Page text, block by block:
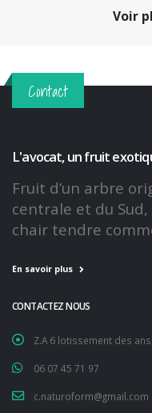
Voir
Contact
L'avocat, un fruit
Fruit d’un arbre
centrale et du Sud,
chair tendre
En savoir plus
CONTACTEZ NOUS
Z.A 6 lotissement des
06 07 45 71 97
c.naturoform@gmail.com